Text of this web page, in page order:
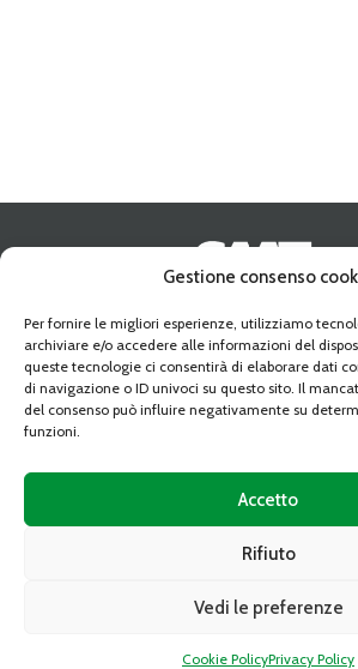
Gestione consenso
Per fornire le migliori esperienze, utilizziamo
archiviare e/o accedere alle informazioni del
queste tecnologie ci consentirà di elaborare dati
di navigazione o ID univoci su questo sito. Il
del consenso può influire negativamente su
funzioni.
Accetto
Rifiuto
Vedi le preferenze
Cookie PolicyPrivacy Policy
Address:10095 GRUGLIASCO (TO) Strada
Phone: +39-011 349 68 10
Fax:+39-011 349 54 25
Email: caat@caat.it
PEC:
C.C.I.A.A. REA 739122 TORINO
QUICK LINK
Other procedures
Notices of available